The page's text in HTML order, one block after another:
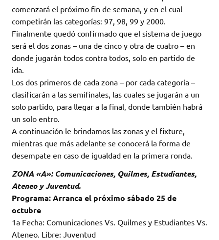
comenzará el próximo fin de semana, y en el cual
competirán las categorías: 97, 98, 99 y 2000.
Finalmente quedó confirmado que el sistema de juego
será el dos zonas – una de cinco y otra de cuatro – en
donde jugarán todos contra todos, solo en partido de
ida.
Los dos primeros de cada zona – por cada categoría –
clasificarán a las semifinales, las cuales se jugarán a un
solo partido, para llegar a la final, donde también habrá
un solo entro.
A continuación le brindamos las zonas y el fixture,
mientras que más adelante se conocerá la forma de
desempate en caso de igualdad en la primera ronda.
ZONA «A»: Comunicaciones, Quilmes, Estudiantes,
Ateneo y Juventud.
Programa: Arranca el próximo sábado 25 de
octubre
1a Fecha: Comunicaciones Vs. Quilmes y Estudiantes Vs.
Ateneo. Libre: Juventud